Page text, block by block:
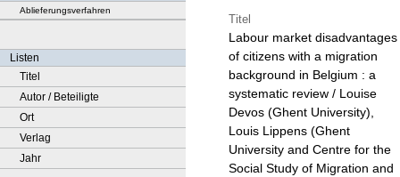
Ablieferungsverfahren
Listen
Titel
Autor / Beteiligte
Ort
Verlag
Jahr
Titel
Labour market disadvantages
of citizens with a migration
background in Belgium : a
systematic review / Louise
Devos (Ghent University),
Louis Lippens (Ghent
University and Centre for the
Social Study of Migration and